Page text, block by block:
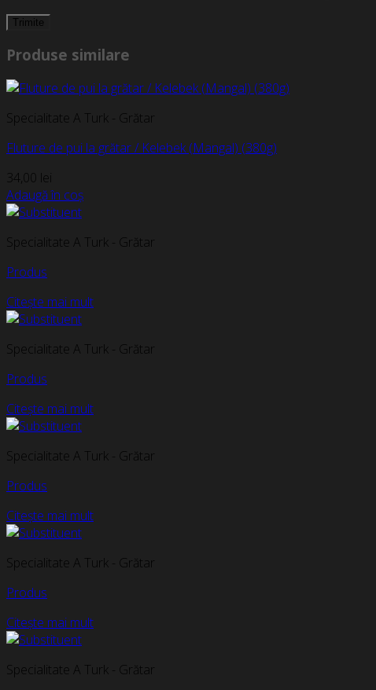
Produse similare
Specialitate A Turk - Grătar
Fluture de pui la grătar / Kelebek (Mangal) (380g)
34,00 lei
Adaugă în coș
Specialitate A Turk - Grătar
Produs
Citește mai mult
Specialitate A Turk - Grătar
Produs
Citește mai mult
Specialitate A Turk - Grătar
Produs
Citește mai mult
Specialitate A Turk - Grătar
Produs
Citește mai mult
Specialitate A Turk - Grătar